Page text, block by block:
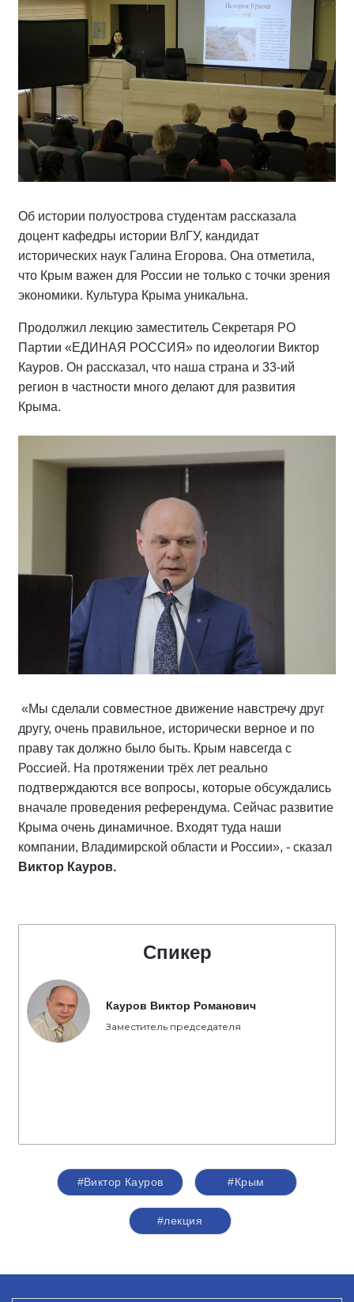
Об истории полуострова студентам рассказала
доцент кафедры истории ВлГУ, кандидат
исторических наук Галина Егорова. Она отметила,
что Крым важен для России не только с точки зрения
экономики. Культура Крыма уникальна.
Продолжил лекцию заместитель Секретаря РО
Партии «ЕДИНАЯ РОССИЯ» по идеологии Виктор
Кауров. Он рассказал, что наша страна и 33-ий
регион в частности много делают для развития
Крыма.
«Мы сделали совместное движение навстречу друг
другу, очень правильное, исторически верное и по
праву так должно было быть. Крым навсегда с
Россией. На протяжении трёх лет реально
подтверждаются все вопросы, которые обсуждались
вначале проведения референдума. Сейчас развитие
Крыма очень динамичное. Входят туда наши
компании, Владимирской области и России», - сказал
Виктор Кауров.
Спикер
Кауров Виктор Романович
Заместитель председателя
#Виктор Кауров #Крым
#лекция